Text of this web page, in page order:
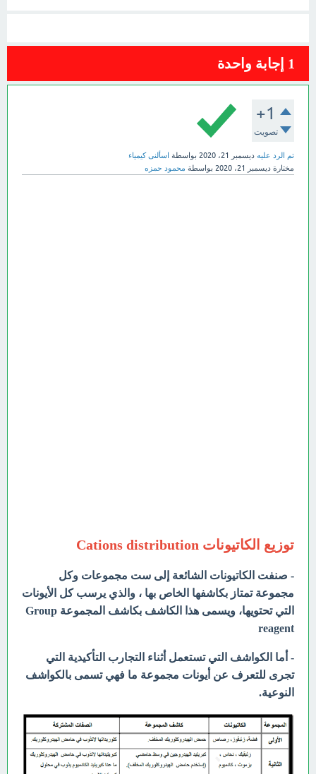
1 إجابة واحدة
+1
تصويت
تم الرد عليه ديسمبر 21، 2020 بواسطة اسألنى كيمياء
مختارة ديسمبر 21، 2020 بواسطة محمود حمزه
توزيع الكاتيونات Cations distribution
- صنفت الكاتيونات الشائعة إلى ست مجموعات وكل
مجموعة تمتاز بكاشفها الخاص بها ، والذي يرسب كل الأيونات
التي تحتويها، ويسمى هذا الكاشف بكاشف المجموعة Group
reagent
- أما الكواشف التي تستعمل أثناء التجارب التأكيدية التي
تجرى للتعرف عن أيونات مجموعة ما فهي تسمى بالكواشف
النوعية.